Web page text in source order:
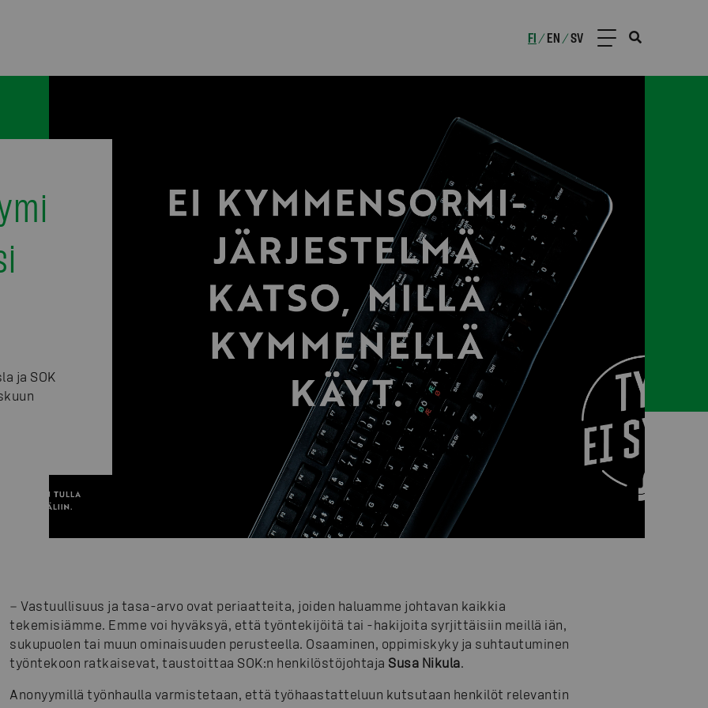
FI /EN /SV
ja SOK
− Vastuullisuus ja tasa-arvo ovat periaatteita, joiden haluamme johtavan kaikkia
tekemisiämme. Emme voi hyväksyä, että työntekijöitä tai -hakijoita syrjittäisiin meillä iän,
sukupuolen tai muun ominaisuuden perusteella. Osaaminen, oppimiskyky ja suhtautuminen
työntekoon ratkaisevat, taustoittaa SOK:n henkilöstöjohtaja Susa Nikula.
Anonyymillä työnhaulla varmistetaan, että työhaastatteluun kutsutaan henkilöt relevantin